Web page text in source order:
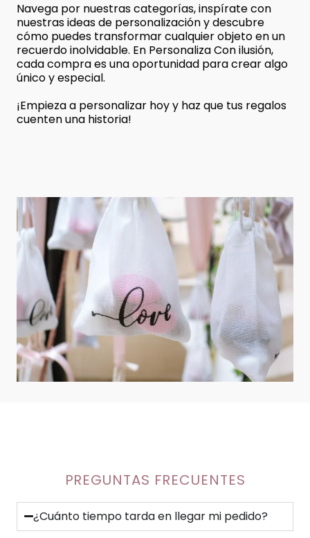
Navega por nuestras categorías, inspírate con
nuestras ideas de personalización y descubre
cómo puedes transformar cualquier objeto en un
recuerdo inolvidable. En Personaliza Con ilusión,
cada compra es una oportunidad para crear algo
único y especial.
¡Empieza a personalizar hoy y haz que tus regalos
cuenten una historia!
PREGUNTAS FRECUENTES
¿Cuánto tiempo tarda en llegar mi pedido?